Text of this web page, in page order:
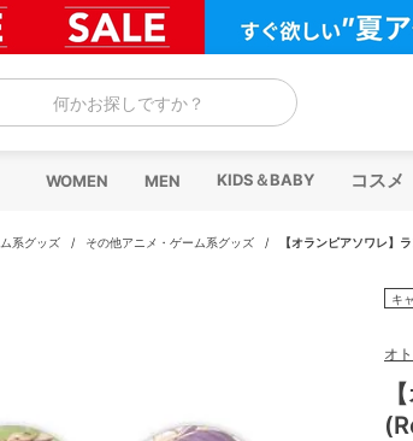
何かお探しですか？
WOMEN MEN KIDS＆BABY コスメ
系グッズ / その他アニメ・ゲーム系グッズ / 【オランピアソワレ】
キ
オ